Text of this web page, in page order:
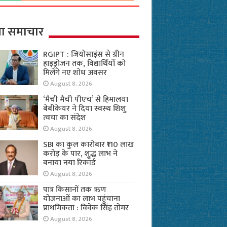
समाचार
RGIPT : जियोसाइंस से ग्रीन
हाइड्रोजन तक, विद्यार्थियों को
मिलेंगे नए शोध अवसर
August 8, 2026
‘मैची मैची पीएच’ से हिमालया
बेबीकेयर ने दिया स्वस्थ शिशु
त्वचा का संदेश
August 8, 2026
SBI का कुल कारोबार ₹110 लाख
करोड़ के पार, शुद्ध लाभ ने
बनाया नया रिकॉर्ड
August 8, 2026
पात्र किसानों तक ऋण
योजनाओं का लाभ पहुंचाना
प्राथमिकता : विवेक सिंह तोमर
August 8, 2026